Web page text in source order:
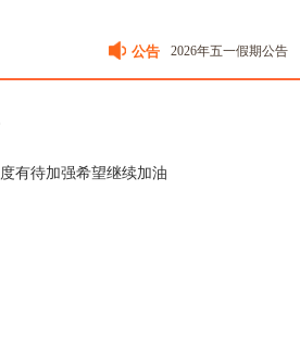
公告
2026年五一假期公告
有待加强希望继续加油